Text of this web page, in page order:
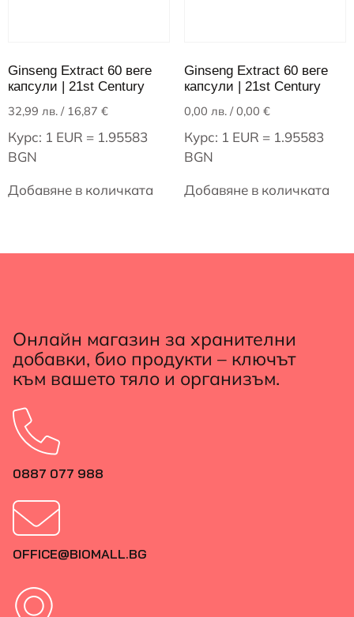
Ginseng Extract 60 веге
капсули | 21st Century
32,99 лв. / 16,87 €
Курс: 1 EUR = 1.95583
BGN
Добавяне в количката
Ginseng Extract 60 веге
капсули | 21st Century
0,00 лв./ 0,00 €
Курс: 1 EUR = 1.95583
BGN
Добавяне в количката
Онлайн магазин за хранителни
добавки, био продукти – ключът
към вашето тяло и организъм.
0887 077 988
OFFICE@BIOMALL.BG